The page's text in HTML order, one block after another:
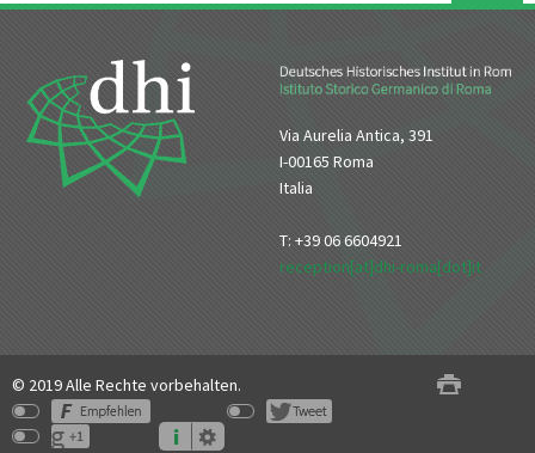
Via Aurelia Antica, 391
I-00165 Roma
Italia
T: +39 06 6604921
reception[at]dhi-roma[dot]it
© 2019 Alle Rechte vorbehalten.